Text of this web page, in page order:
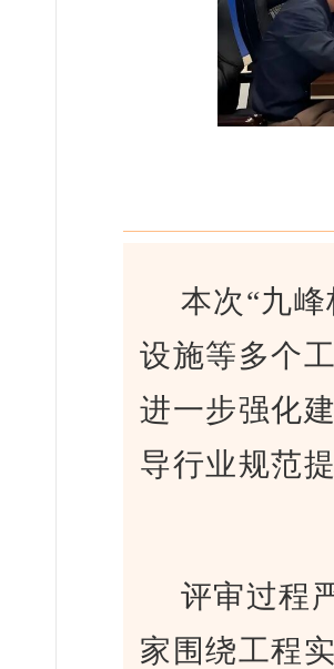
本次“九
设施等多个
进一步强化
导行业规范
评审过程
家围绕工程